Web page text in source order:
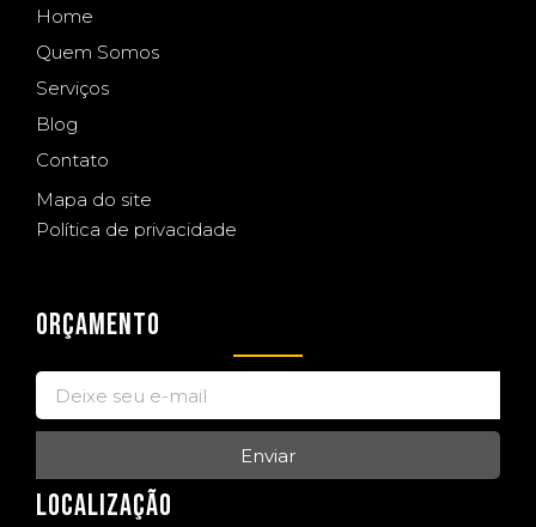
Home
Quem Somos
Serviços
Blog
Contato
Mapa do site
Política de privacidade
ORÇAMENTO
Enviar
LOCALIZAÇÃO